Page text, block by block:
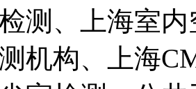
检测、上海室
机构、上海